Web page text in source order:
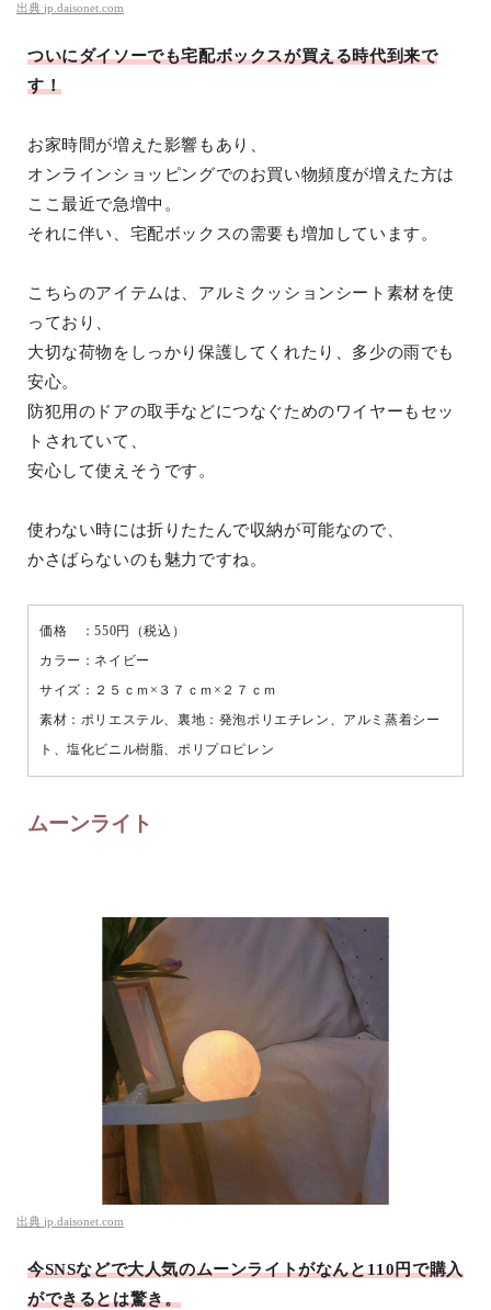
出典 jp.daisonet.com
ついにダイソーでも宅配ボックスが買える時代到来で
す！
お家時間が増えた影響もあり、
オンラインショッピングでのお買い物頻度が増えた方は
ここ最近で急増中。
それに伴い、宅配ボックスの需要も増加しています。
こちらのアイテムは、アルミクッションシート素材を使
っており、
大切な荷物をしっかり保護してくれたり、多少の雨でも
安心。
防犯用のドアの取手などにつなぐためのワイヤーもセッ
トされていて、
安心して使えそうです。
使わない時には折りたたんで収納が可能なので、
かさばらないのも魅力ですね。
価格 ：550円（税込）
カラー：ネイビー
サイズ：２５ｃｍ×３７ｃｍ×２７ｃｍ
素材：ポリエステル、裏地：発泡ポリエチレン、アルミ蒸着シー
ト、塩化ビニル樹脂、ポリプロピレン
ムーンライト
出典 jp.daisonet.com
今SNSなどで大人気のムーンライトがなんと110円で購入
ができるとは驚き。